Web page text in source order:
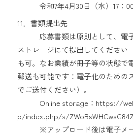
令和7年4月30日（水）17：
11．書類提出先
応募書類は原則として、電子
ストレージにて提出してください
も可。なお業績が冊子等の状態で
郵送も可能です：電子化のための
でご送付ください）。
Online storage：https://
p/index.php/s/
※アップロード後は電子メー